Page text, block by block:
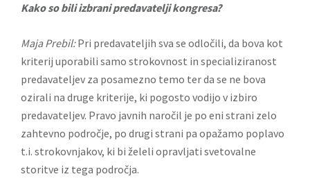
Kako so bili izbrani predavatelji kongresa?
Maja Prebil:Pri predavateljih sva se odločili, da bova kot
kriterij uporabili samo strokovnost in specializiranost
predavateljev za posamezno temo ter da se ne bova
ozirali na druge kriterije, ki pogosto vodijo v izbiro
predavateljev. Pravo javnih naročil je po eni strani zelo
zahtevno področje, po drugi strani pa opažamo poplavo
t.i. strokovnjakov, ki bi želeli opravljati svetovalne
storitve iz tega področja.